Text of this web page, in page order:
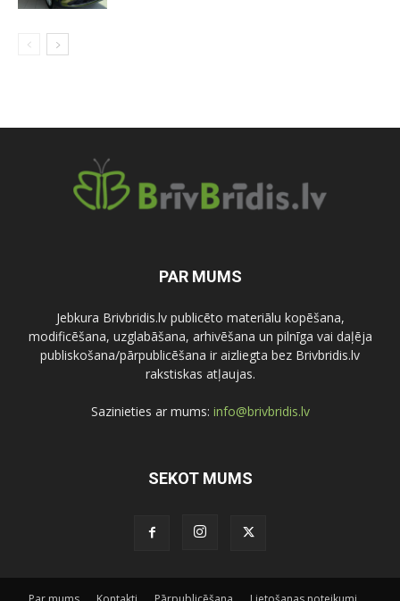
PAR MUMS
Jebkura Brivbridis.lv publicēto materiālu kopēšana,
modificēšana, uzglabāšana, arhivēšana un pilnīga vai daļēja
publiskošana/pārpublicēšana ir aizliegta bez Brivbridis.lv
rakstiskas atļaujas.
Sazinieties ar mums: info@brivbridis.lv
SEKOT MUMS